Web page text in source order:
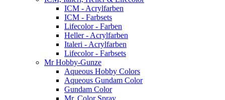
ICM - Acrylfarben
ICM - Farbsets
Lifecolor - Farben
Heller - Acrylfarben
Italeri - Acrylfarben
Lifecolor - Farbsets
Mr Hobby-Gunze
Aqueous Hobby Colors
Aqueous Gundam Color
Gundam Color
Mr. Color Spray